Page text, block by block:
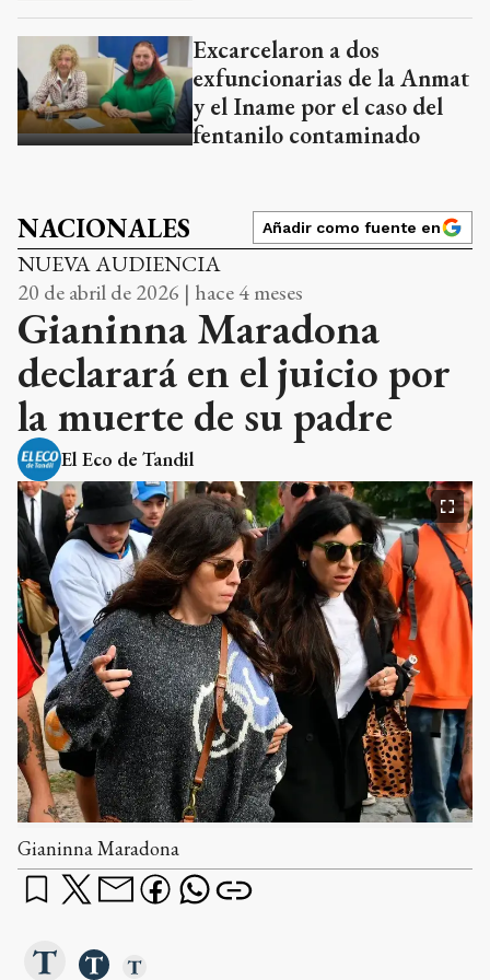
Excarcelaron a dos
exfuncionarias de la Anmat
y el Iname por el caso del
fentanilo contaminado
NACIONALES Añadir como fuente en
NUEVA AUDIENCIA
20 de abril de 2026 | hace 4 meses
Gianinna Maradona
declarará en el juicio por
la muerte de su padre
El Eco de Tandil
Gianinna Maradona